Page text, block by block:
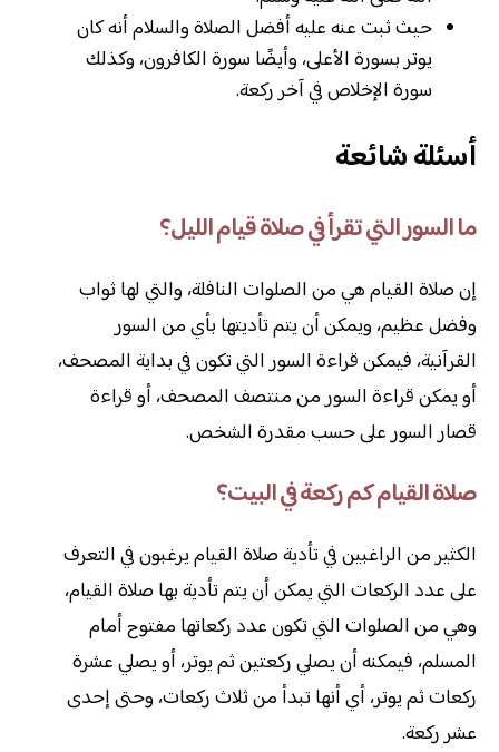
حيث ثبت عنه عليه أفضل الصلاة والسلام أنه كان
يوتر بسورة الأعلى، وأيضًا سورة الكافرون، وكذلك
سورة الإخلاص في آخر ركعة.
أسئلة شائعة
ما السور التي تقرأ في صلاة قيام الليل؟
إن صلاة القيام هي من الصلوات النافلة، والتي لها ثواب
وفضل عظيم، ويمكن أن يتم تأديتها بأي من السور
القرآنية، فيمكن قراءة السور التي تكون في بداية المصحف،
أو يمكن قراءة السور من منتصف المصحف، أو قراءة
قصار السور على حسب مقدرة الشخص.
صلاة القيام كم ركعة في البيت؟
الكثير من الراغبين في تأدية صلاة القيام يرغبون في التعرف
على عدد الركعات التي يمكن أن يتم تأدية بها صلاة القيام،
وهي من الصلوات التي تكون عدد ركعاتها مفتوح أمام
المسلم، فيمكنه أن يصلي ركعتين ثم يوتر، أو يصلي عشرة
ركعات ثم يوتر، أي أنها تبدأ من ثلاث ركعات، وحتى إحدى
عشر ركعة.